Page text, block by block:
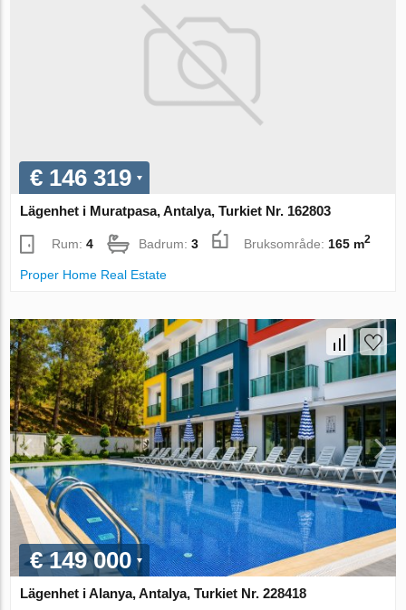
€ 146 319
Lägenhet i Muratpasa, Antalya, Turkiet Nr. 162803
Rum:4 Badrum:3 Bruksområde: 165 m2
Proper Home Real Estate
€ 149 000
Lägenhet i Alanya, Antalya, Turkiet Nr. 228418